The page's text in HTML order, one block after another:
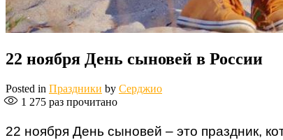
22 ноября День сыновей в России
Posted in Праздники by Серджио
1 275 раз прочитано
22 ноября День сыновей – это праздник,